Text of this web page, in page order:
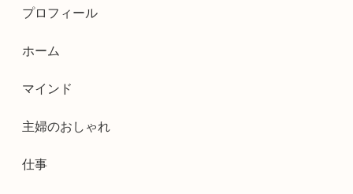
プロフィール
ホーム
マインド
主婦のおしゃれ
仕事